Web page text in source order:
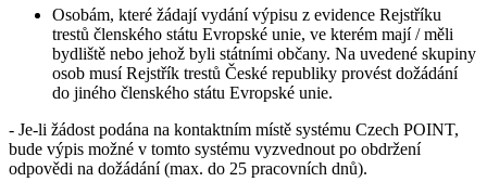
Osobám, které žádají vydání výpisu z evidence Rejstříku
trestů členského státu Evropské unie, ve kterém mají / měli
bydliště nebo jehož byli státními občany. Na uvedené skupiny
osob musí Rejstřík trestů České republiky provést dožádání
do jiného členského státu Evropské unie.
- Je-li žádost podána na kontaktním místě systému Czech POINT,
bude výpis možné v tomto systému vyzvednout po obdržení
odpovědi na dožádání (max. do 25 pracovních dnů).